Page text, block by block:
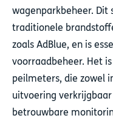
wagenparkbeheer. Dit
traditionele
zoals AdBlue, en is
voorraadbeheer. Het
peilmeters, die zowel
uitvoering
betrouwbare